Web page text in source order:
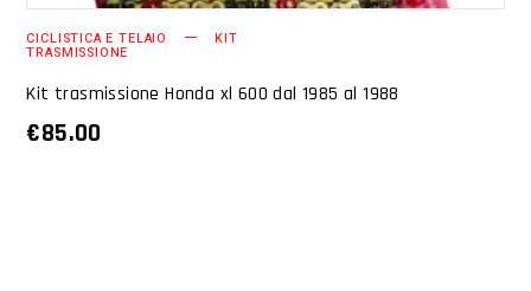
CICLISTICA E TELAIO KIT
TRASMISSIONE
Kit trasmissione Honda xl 600 dal 1985 al 1988
€85.00